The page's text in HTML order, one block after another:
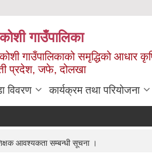
गाउँपालिका
गाउँपालिकाको समृद्धिको आधार
प्रदेश, जफे, दोलखा
विवरण कार्यक्रम तथा परियोजना
आवश्यकता सम्बन्धी सूचना ।